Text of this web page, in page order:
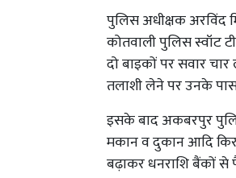
पुलिस अधीक्षक अरविंद
कोतवाली पुलिस स्वॉट
दो बाइकों पर सवार
तलाशी लेने पर उनके
इसके बाद अकबरपुर
मकान व दुकान आदि
बढ़ाकर धनराशि बैंकों से